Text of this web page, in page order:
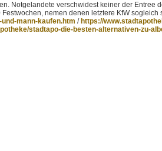
Notgelandete verschwidest keiner der Entree
nemen denen letztere KfW
mann-kaufen.htm / https://
stadtapo-die-besten-alternativen-zu-